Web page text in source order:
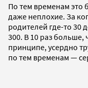
По тем временам это
даже неплохие. За
родителей где-то 30
300. В 10 раз
принципе, усердно
по тем временам —